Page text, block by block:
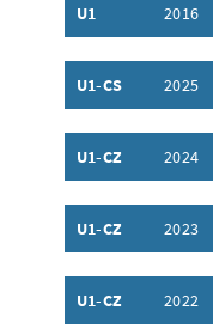
U1 2016
Inhalt aufklappen
U1-CS 2025
Inhalt aufklappen
U1-CZ 2024
Inhalt aufklappen
U1-CZ 2023
Inhalt aufklappen
U1-CZ 2022
Inhalt aufklappen